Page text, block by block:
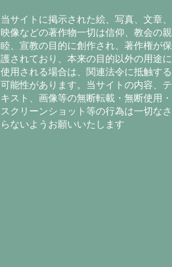
ブ
当サイトに掲示された絵、写真、文章、
映像などの著作物一切は信仰、教会の親
睦、宣教の目的に創作され、著作権が保
護されており、本来の目的以外の用途に
使用される場合は、関連法令に抵触する
可能性があります。当サイトの内容、テ
キスト、画像等の無断転載・無断使用・
スクリーンショット等の行為は一切なさ
らないようお願いいたします